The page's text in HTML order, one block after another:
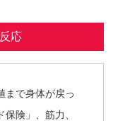
応
まで身体が戻っ
険」、筋力、